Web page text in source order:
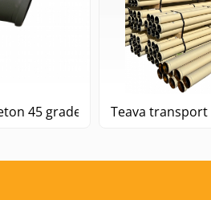
Cot pompa de beton 45 grade DN125 R=275